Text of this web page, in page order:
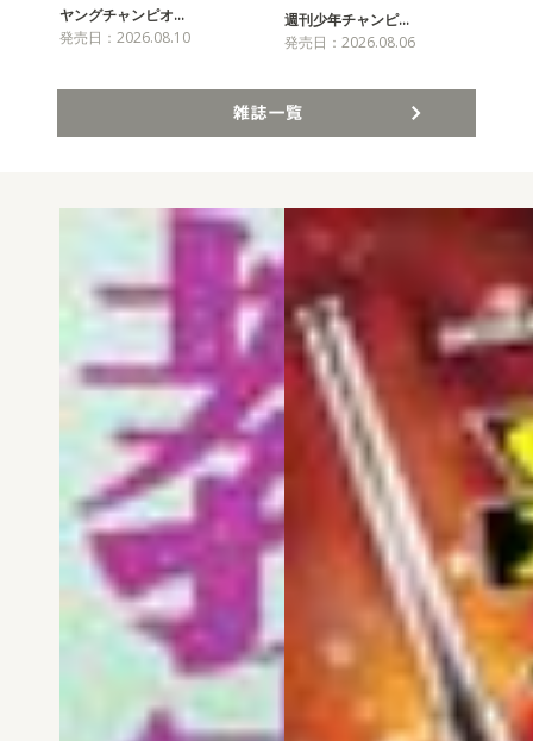
ヤングチャンピオ…
発売日：2026.08.10
週刊少年チャンピ…
発売日：2026.08.06